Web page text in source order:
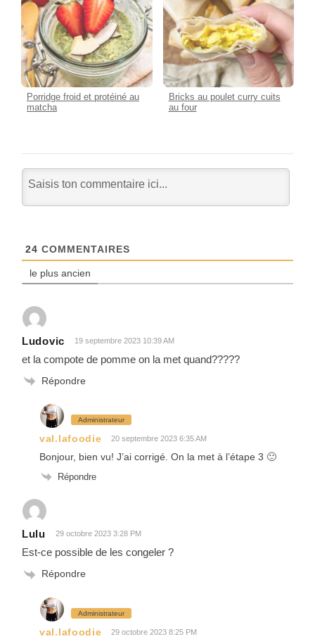
Porridge froid et protéiné au
matcha
Bricks au poulet curry cuits
au four
24 COMMENTAIRES
le plus ancien
Ludovic 19 septembre 2023 10:39 AM
et la compote de pomme on la met quand?????
Répondre
Administrateur
val.lafoodie 20 septembre 2023 6:35 AM
Bonjour, bien vu! J’ai corrigé. On la met à l’étape 3 🙂
Répondre
Lulu 29 octobre 2023 3:28 PM
Est-ce possible de les congeler ?
Répondre
Administrateur
val.lafoodie 29 octobre 2023 8:25 PM